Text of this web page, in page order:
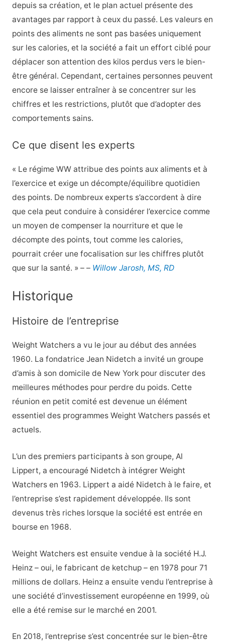
depuis sa création, et le plan actuel présente des
avantages par rapport à ceux du passé. Les valeurs en
points des aliments ne sont pas basées uniquement
sur les calories, et la société a fait un effort ciblé pour
déplacer son attention des kilos perdus vers le bien-
être général. Cependant, certaines personnes peuvent
encore se laisser entraîner à se concentrer sur les
chiffres et les restrictions, plutôt que d’adopter des
comportements sains.
Ce que disent les experts
« Le régime WW attribue des points aux aliments et à
l’exercice et exige un décompte/équilibre quotidien
des points. De nombreux experts s’accordent à dire
que cela peut conduire à considérer l’exercice comme
un moyen de compenser la nourriture et que le
décompte des points, tout comme les calories,
pourrait créer une focalisation sur les chiffres plutôt
que sur la santé. » – – Willow Jarosh, MS, RD
Historique
Histoire de l’entreprise
Weight Watchers a vu le jour au début des années
1960. La fondatrice Jean Nidetch a invité un groupe
d’amis à son domicile de New York pour discuter des
meilleures méthodes pour perdre du poids. Cette
réunion en petit comité est devenue un élément
essentiel des programmes Weight Watchers passés et
actuels.
L’un des premiers participants à son groupe, Al
Lippert, a encouragé Nidetch à intégrer Weight
Watchers en 1963. Lippert a aidé Nidetch à le faire, et
l’entreprise s’est rapidement développée. Ils sont
devenus très riches lorsque la société est entrée en
bourse en 1968.
Weight Watchers est ensuite vendue à la société H.J.
Heinz – oui, le fabricant de ketchup – en 1978 pour 71
millions de dollars. Heinz a ensuite vendu l’entreprise à
une société d’investissement européenne en 1999, où
elle a été remise sur le marché en 2001.
En 2018, l’entreprise s’est concentrée sur le bien-être